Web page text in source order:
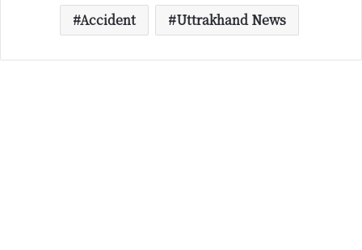
Accident Uttrakhand News